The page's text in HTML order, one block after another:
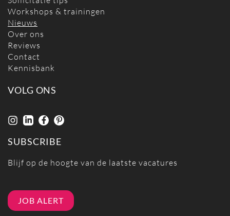
Workshops & trainingen
Nieuws
Over ons
Reviews
Contact
Kennisbank
VOLG ONS
SUBSCRIBE
Blijf op de hoogte van de laatste vacatures
JOB ALERT